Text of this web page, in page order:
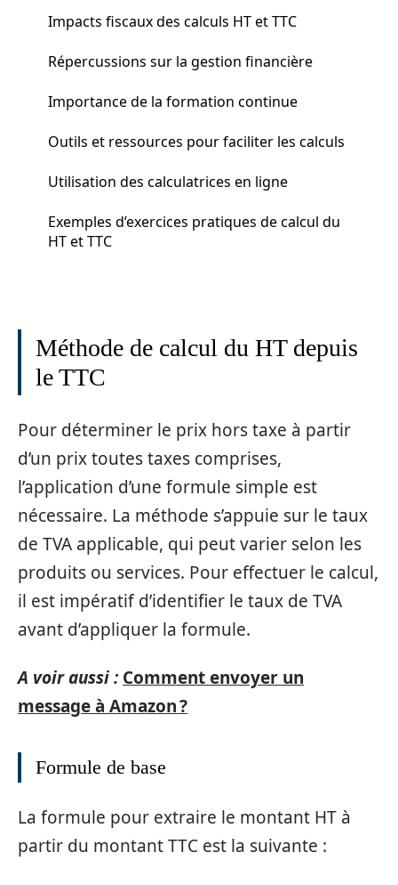
Impacts fiscaux des calculs HT et TTC
Répercussions sur la gestion financière
Importance de la formation continue
Outils et ressources pour faciliter les calculs
Utilisation des calculatrices en ligne
Exemples d’exercices pratiques de calcul du
HT et TTC
Méthode de calcul du HT depuis
le TTC
Pour déterminer le prix hors taxe à partir
d’un prix toutes taxes comprises,
l’application d’une formule simple est
nécessaire. La méthode s’appuie sur le taux
de TVA applicable, qui peut varier selon les
produits ou services. Pour effectuer le calcul,
il est impératif d’identifier le taux de TVA
avant d’appliquer la formule.
A voir aussi : Comment envoyer un
message à Amazon ?
Formule de base
La formule pour extraire le montant HT à
partir du montant TTC est la suivante :